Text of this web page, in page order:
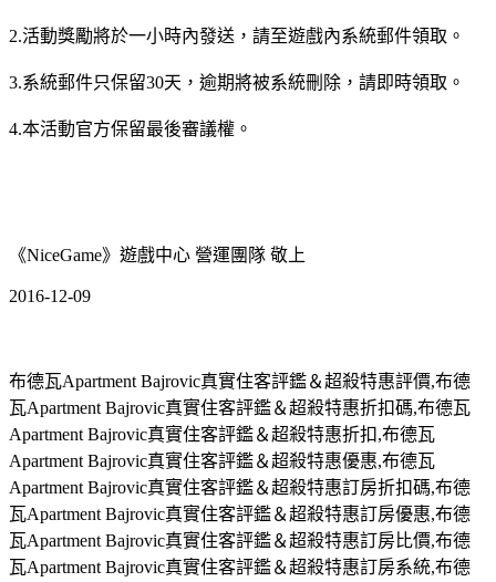
2.活動獎勵將於一小時內發送，請至遊戲內系統郵件領取。
3.系統郵件只保留30天，逾期將被系統刪除，請即時領取。
4.本活動官方保留最後審議權。
《NiceGame》遊戲中心 營運團隊 敬上
2016-12-09
布德瓦Apartment Bajrovic真實住客評鑑＆超殺特惠評價,布德
瓦Apartment Bajrovic真實住客評鑑＆超殺特惠折扣碼,布德瓦
Apartment Bajrovic真實住客評鑑＆超殺特惠折扣,布德瓦
Apartment Bajrovic真實住客評鑑＆超殺特惠優惠,布德瓦
Apartment Bajrovic真實住客評鑑＆超殺特惠訂房折扣碼,布德
瓦Apartment Bajrovic真實住客評鑑＆超殺特惠訂房優惠,布德
瓦Apartment Bajrovic真實住客評鑑＆超殺特惠訂房比價,布德
瓦Apartment Bajrovic真實住客評鑑＆超殺特惠訂房系統,布德